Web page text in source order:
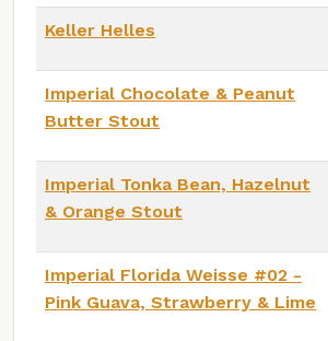
Keller Helles
Imperial Chocolate & Peanut
Butter Stout
Imperial Tonka Bean, Hazelnut
& Orange Stout
Imperial Florida Weisse #02 -
Pink Guava, Strawberry & Lime